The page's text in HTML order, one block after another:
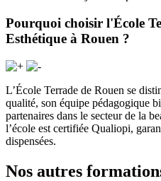
Pourquoi choisir l'École
Esthétique à Rouen ?
L’École Terrade de Rouen se
qualité, son équipe pédagogique
partenaires dans le secteur de la
l’école est certifiée Qualiopi,
dispensées.
Nos autres